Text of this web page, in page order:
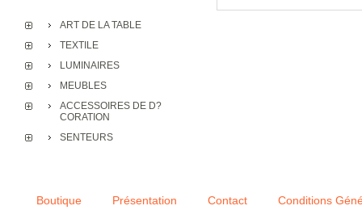
ART DE LA TABLE
TEXTILE
LUMINAIRES
MEUBLES
ACCESSOIRES DE D?
CORATION
SENTEURS
Boutique Présentation Contact
Conditions